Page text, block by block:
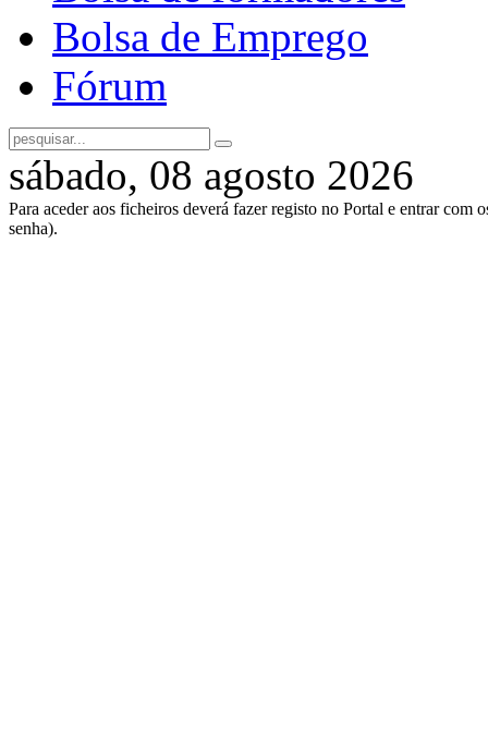
Bolsa de Emprego
Fórum
sábado, 08 agosto 2026
Para aceder aos ficheiros deverá fazer registo no Portal e entrar com
senha).